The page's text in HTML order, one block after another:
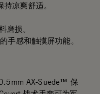
凉爽舒适。
磨损。
手感和触摸屏功能。
AX-Suede™ 保